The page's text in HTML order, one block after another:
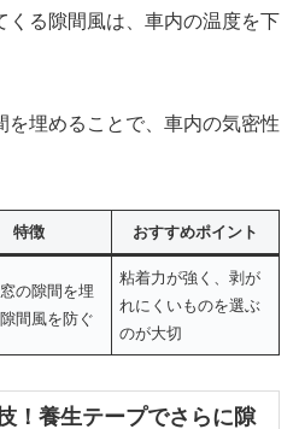
くる隙間風は、車内の温度を下
を埋めることで、車内の気密性
特徴 おすすめポイント
の隙間を埋
間風を防ぐ
粘着力が強く、剥が
れにくいものを選ぶ
のが大切
！養生テープでさらに隙